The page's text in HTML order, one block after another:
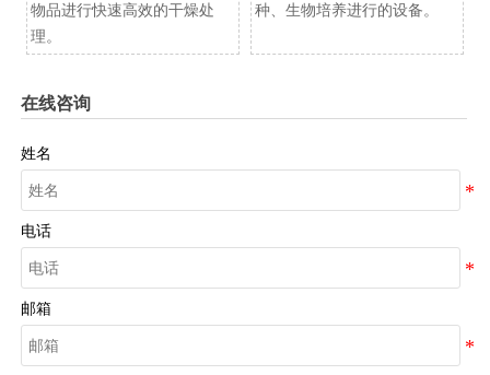
物品进行快速高效的干燥处
理。
种、生物培养进行的设备。
在线咨询
姓名
电话
邮箱